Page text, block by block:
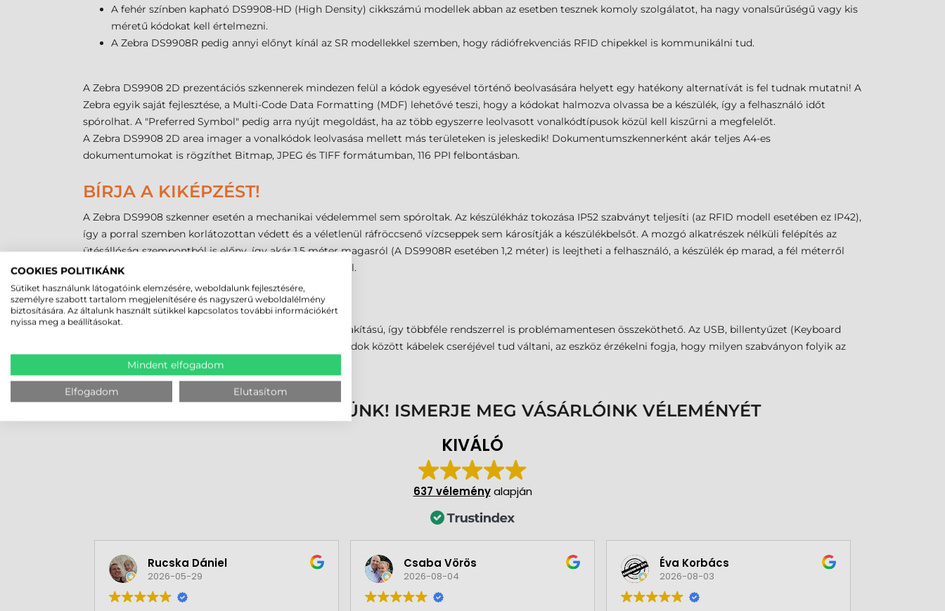
A fehér színben kapható DS9908-HD (High Density) cikkszámú modellek abban az esetben tesznek komoly szolgálatot, ha nagy vonalsűrűségű vagy kis
méretű kódokat kell értelmezni.
A Zebra DS9908R pedig annyi előnyt kínál az SR modellekkel szemben, hogy rádiófrekvenciás RFID chipekkel is kommunikálni tud.
A Zebra DS9908 2D prezentációs szkennerek mindezen felül a kódok egyesével történő beolvasására helyett egy hatékony alternatívát is fel tudnak mutatni! A
Zebra egyik saját fejlesztése, a Multi-Code Data Formatting (MDF) lehetővé teszi, hogy a kódokat halmozva olvassa be a készülék, így a felhasználó időt
spórolhat. A "Preferred Symbol" pedig arra nyújt megoldást, ha az több egyszerre leolvasott vonalkódtípusok közül kell kiszűrni a megfelelőt.
A Zebra DS9908 2D area imager a vonalkódok leolvasása mellett más területeken is jeleskedik! Dokumentumszkennerként akár teljes A4-es
dokumentumokat is rögzíthet Bitmap, JPEG és TIFF formátumban, 116 PPI felbontásban.
BÍRJA A KIKÉPZÉST!
A Zebra DS9908 szkenner esetén a mechanikai védelemmel sem spóroltak. Az készülékház tokozása IP52 szabványt teljesíti (az RFID modell esetében ez IP42),
így a porral szemben korlátozottan védett és a véletlenül ráfröccsenő vízcseppek sem károsítják a készülékbelsőt. A mozgó alkatrészek nélküli felépítés az
ütésállóság szempontból is előny, így akár 1,5 méter magasról (A DS9908R esetében 1,2 méter) is leejtheti a felhasználó, a készülék ép marad, a fél méterről
történő ejtéseket pedig akár 2000 alkalommal is elvisel.
KÖNNYEN TELEPÍTHETŐ!
A Zebra DS9908 vonalkódolvasó multi-interfészes kialakítású, így többféle rendszerrel is problémamentesen összeköthető. Az USB, billentyűzet (Keyboard
Wedge), RS-232 és RS-485 (IBM 46XX) csatlakozási módok között kábelek cseréjével tud váltani, az eszköz érzékelni fogja, hogy milyen szabványon folyik az
adatkapcsolat.
MEGBÍZHAT BENNÜNK! ISMERJE MEG VÁSÁRLÓINK VÉLEMÉNYÉT
KIVÁLÓ
637 véleményalapján
Rucska Dániel
2026-05-29
Csaba Vörös
2026-08-04
Éva Korbács
2026-08-03
COOKIES POLITIKÁNK
Sütiket használunk látogatóink elemzésére, weboldalunk fejlesztésére,
személyre szabott tartalom megjelenítésére és nagyszerű weboldalélmény
biztosítására. Az általunk használt sütikkel kapcsolatos további információkért
nyissa meg a beállításokat.
Mindent elfogadom
Elfogadom Elutasítom